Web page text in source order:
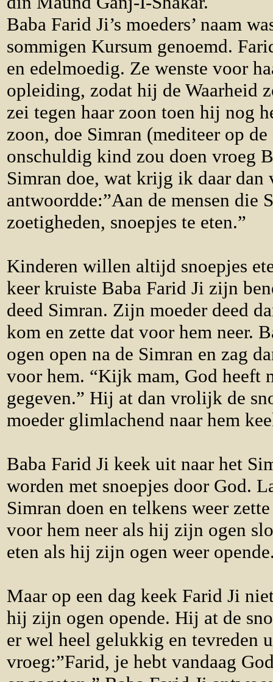
Baba Farid Ji’s moeders’ naam
sommigen Kursum genoemd.
en edelmoedig. Ze wenste voor
opleiding, zodat hij de Waarheid
zei tegen haar zoon toen hij nog
zoon, doe Simran (mediteer op
onschuldig kind zou doen vroeg
Simran doe, wat krijg ik daar dan
antwoordde:”Aan de mensen die
zoetigheden, snoepjes te eten.”
Kinderen willen altijd snoepjes
keer kruiste Baba Farid Ji zijn
deed Simran. Zijn moeder deed
kom en zette dat voor hem neer.
ogen open na de Simran en zag
voor hem. “Kijk mam, God heeft
gegeven.” Hij at dan vrolijk de
moeder glimlachend naar hem
Baba Farid Ji keek uit naar het
worden met snoepjes door God.
Simran doen en telkens weer
voor hem neer als hij zijn ogen
eten als hij zijn ogen weer
Maar op een dag keek Farid Ji
hij zijn ogen opende. Hij at de
er wel heel gelukkig en tevreden
vroeg:”Farid, je hebt vandaag